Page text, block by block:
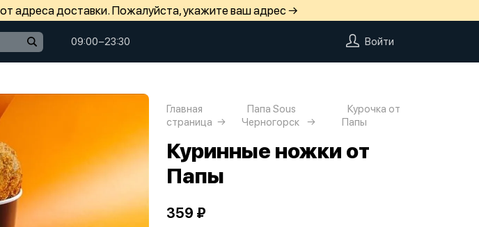
адреса доставки. Пожалуйста, укажите ваш адрес →
09:00−23:30 Войти
Главная
страница
Папа Sous
Черногорск
Курочка от
Папы
Куринные ножки от
Папы
359 ₽